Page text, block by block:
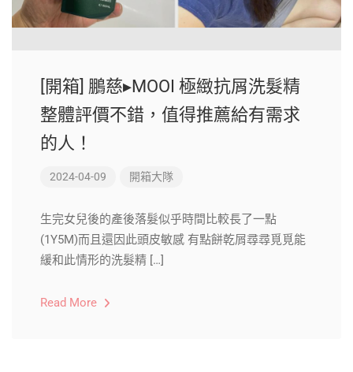
[開箱] 鵬慈▸MOOI 極緻抗屑洗髮精
整體評價不錯，值得推薦給有需求
的人！
2024-04-09 開箱大隊
生完女兒後的產後落髮似乎時間比較長了一點
(1Y5M)而且還因此頭皮敏感 有點餅乾屑尋尋覓覓能
緩和此情形的洗髮精 […]
Read More